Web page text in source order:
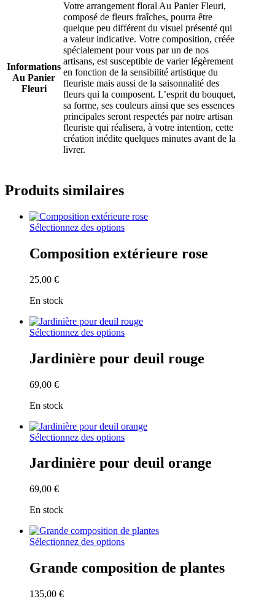
Informations
Au Panier
Fleuri
Votre arrangement floral Au Panier Fleuri,
composé de fleurs fraîches, pourra être
quelque peu différent du visuel présenté qui
a valeur indicative. Votre composition, créée
spécialement pour vous par un de nos
artisans, est susceptible de varier légèrement
en fonction de la sensibilité artistique du
fleuriste mais aussi de la saisonnalité des
fleurs qui la composent. L’esprit du bouquet,
sa forme, ses couleurs ainsi que ses essences
principales seront respectés par notre artisan
fleuriste qui réalisera, à votre intention, cette
création inédite quelques minutes avant de la
livrer.
Produits similaires
Sélectionnez des options
Composition extérieure rose
25,00 €
En stock
Sélectionnez des options
Jardinière pour deuil rouge
69,00 €
En stock
Sélectionnez des options
Jardinière pour deuil orange
69,00 €
En stock
Sélectionnez des options
Grande composition de plantes
135,00 €